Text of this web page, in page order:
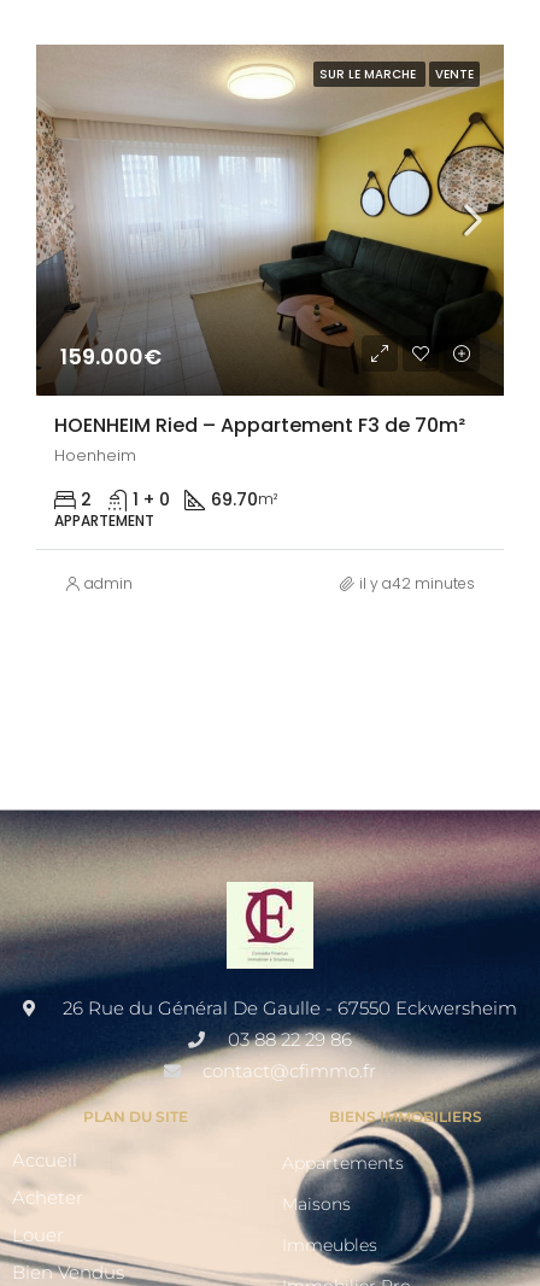
SUR LE MARCHE VENTE
159.000€
HOENHEIM Ried – Appartement F3 de 70m²
Hoenheim
2 1 + 0 69.70m²
APPARTEMENT
admin il y a42 minutes
26 Rue du Général De Gaulle - 67550 Eckwersheim
03 88 22 29 86
contact@cfimmo.fr
PLAN DU SITE
Accueil
Acheter
Louer
Bien Vendus
BIENS IMMOBILIERS
Appartements
Maisons
Immeubles